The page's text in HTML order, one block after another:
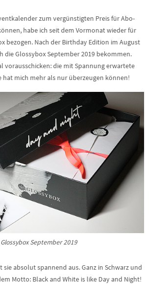
zum vergünstigten Preis für Abo-
habe ich seit dem Vormonat wieder für
bezogen. Nach der Birthday Edition im August
die Glossybox September 2019 bekommen.
vorausschicken: die mit Spannung erwartete
hat mich mehr als nur überzeugen können!
Glossybox September 2019
sie absolut spannend aus. Ganz in Schwarz und
Motto: Black and White is like Day and Night!